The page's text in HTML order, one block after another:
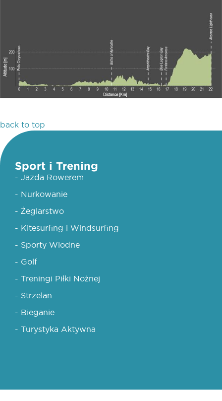
back to top
Sport i Trening
- Jazda Rowerem
- Nurkowanie
- Żeglarstwo
- Kitesurfing i Windsurfing
- Sporty Wiodne
- Golf
- Treningi Piłki Nożnej
- Strzelan
- Bieganie
- Turystyka Aktywna